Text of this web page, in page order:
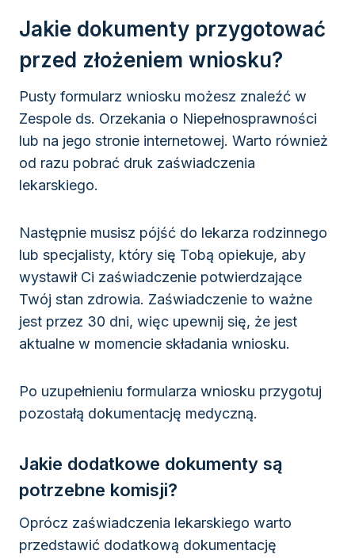
Jakie dokumenty przygotować
przed złożeniem wniosku?
Pusty formularz wniosku możesz znaleźć w
Zespole ds. Orzekania o Niepełnosprawności
lub na jego stronie internetowej. Warto również
od razu pobrać druk zaświadczenia
lekarskiego.
Następnie musisz pójść do lekarza rodzinnego
lub specjalisty, który się Tobą opiekuje, aby
wystawił Ci zaświadczenie potwierdzające
Twój stan zdrowia. Zaświadczenie to ważne
jest przez 30 dni, więc upewnij się, że jest
aktualne w momencie składania wniosku.
Po uzupełnieniu formularza wniosku przygotuj
pozostałą dokumentację medyczną.
Jakie dodatkowe dokumenty są
potrzebne komisji?
Oprócz zaświadczenia lekarskiego warto
przedstawić dodatkową dokumentację